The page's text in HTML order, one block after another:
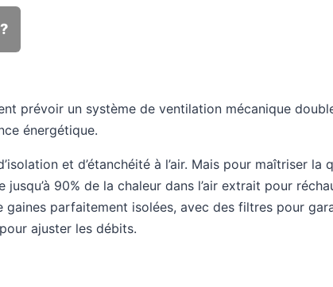
prévoir un système de ventilation mécanique
énergétique.
et d’étanchéité à l’air. Mais pour maîtriser la
90% de la chaleur dans l’air extrait pour
parfaitement isolées, avec des filtres pour
ajuster les débits.